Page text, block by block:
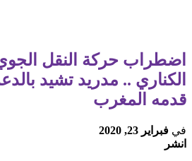
اضطراب حركة النقل
الكناري .. مدريد تشيد
قدمه المغرب
في فبراير 23, 2020
انشر